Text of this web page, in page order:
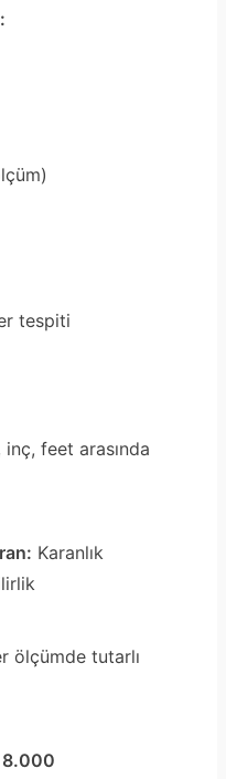
tespiti
inç, feet arasında
Karanlık
ölçümde tutarlı
8.000